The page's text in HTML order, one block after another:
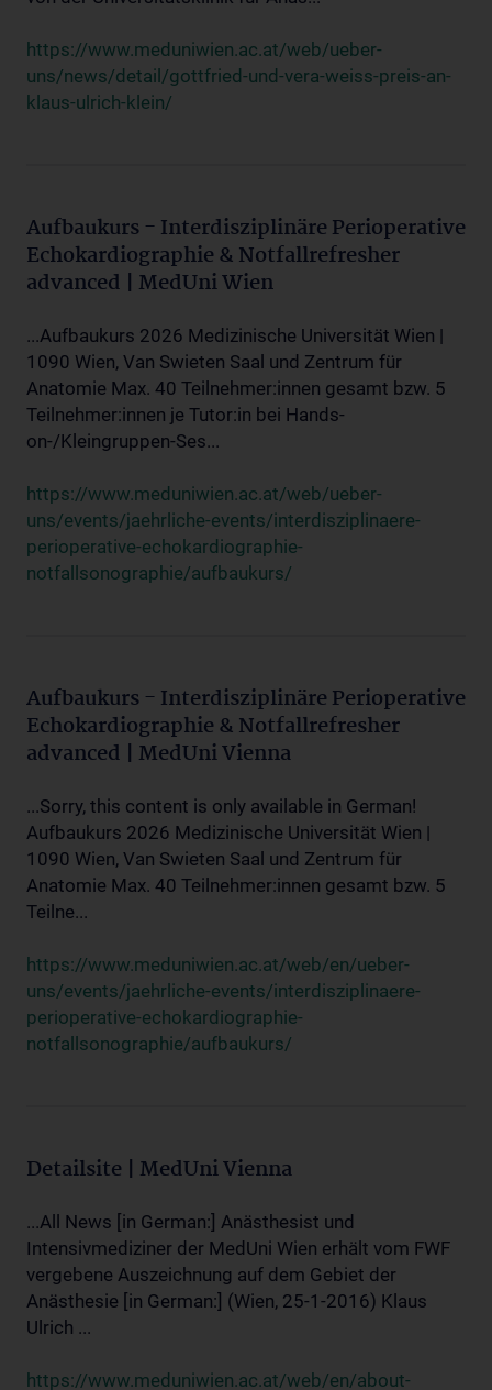
https://www.meduniwien.ac.at/web/ueber-
uns/news/detail/gottfried-und-vera-weiss-preis-an-
klaus-ulrich-klein/
Aufbaukurs - Interdisziplinäre Perioperative
Echokardiographie & Notfallrefresher
advanced | MedUni Wien
...Aufbaukurs 2026 Medizinische Universität Wien |
1090 Wien, Van Swieten Saal und Zentrum für
Anatomie Max. 40 Teilnehmer:innen gesamt bzw. 5
Teilnehmer:innen je Tutor:in bei Hands-
on-/Kleingruppen-Ses...
https://www.meduniwien.ac.at/web/ueber-
uns/events/jaehrliche-events/interdisziplinaere-
perioperative-echokardiographie-
notfallsonographie/aufbaukurs/
Aufbaukurs - Interdisziplinäre Perioperative
Echokardiographie & Notfallrefresher
advanced | MedUni Vienna
...Sorry, this content is only available in German!
Aufbaukurs 2026 Medizinische Universität Wien |
1090 Wien, Van Swieten Saal und Zentrum für
Anatomie Max. 40 Teilnehmer:innen gesamt bzw. 5
Teilne...
https://www.meduniwien.ac.at/web/en/ueber-
uns/events/jaehrliche-events/interdisziplinaere-
perioperative-echokardiographie-
notfallsonographie/aufbaukurs/
Detailsite | MedUni Vienna
...All News [in German:] Anästhesist und
Intensivmediziner der MedUni Wien erhält vom FWF
vergebene Auszeichnung auf dem Gebiet der
Anästhesie [in German:] (Wien, 25-1-2016) Klaus
Ulrich ...
https://www.meduniwien.ac.at/web/en/about-